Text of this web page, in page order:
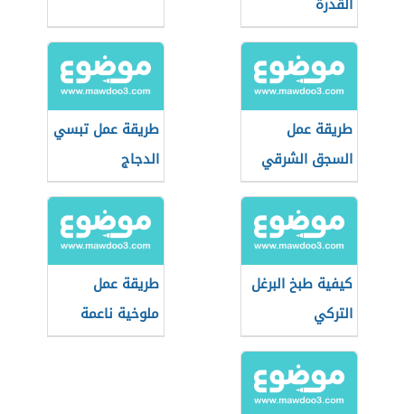
طريقة عمل
السجق الشرقي
طريقة عمل تبسي
الدجاج
كيفية طبخ البرغل
التركي
طريقة عمل
ملوخية ناعمة
بالدجاج